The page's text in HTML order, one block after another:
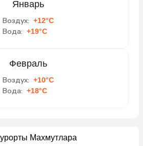
Январь
Воздух: +12°C
Вода: +19°C
Февраль
Воздух: +10°C
Вода: +18°C
Махмутлара